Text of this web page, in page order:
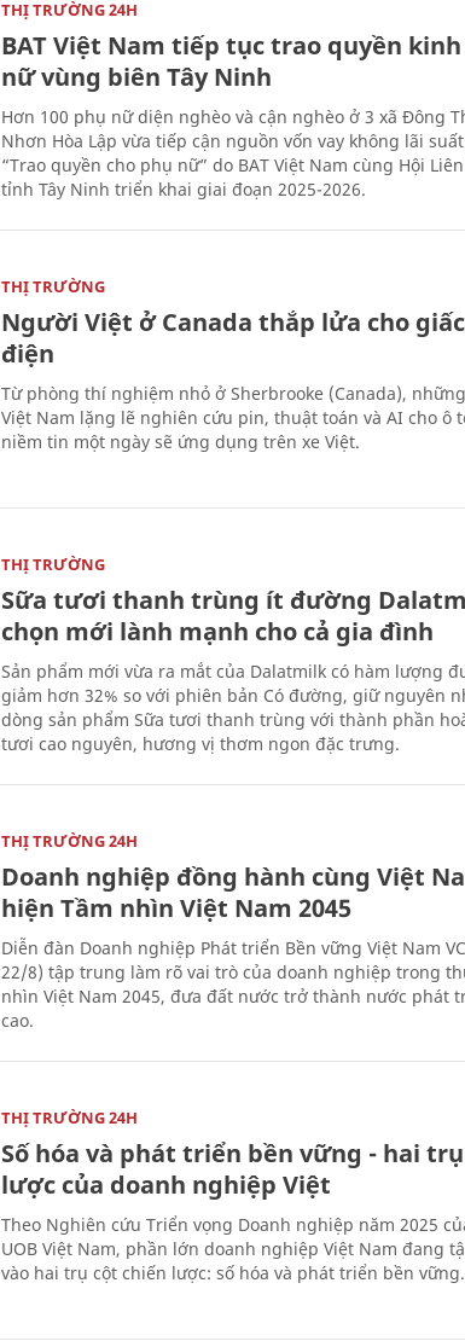
THỊ TRƯỜNG 24H
BAT Việt Nam tiếp tục trao quyền
nữ vùng biên Tây Ninh
Hơn 100 phụ nữ diện nghèo và cận nghèo ở 3 xã Đông
Nhơn Hòa Lập vừa tiếp cận nguồn vốn vay không lãi
“Trao quyền cho phụ nữ” do BAT Việt Nam cùng Hội
tỉnh Tây Ninh triển khai giai đoạn 2025-2026.
THỊ TRƯỜNG
Người Việt ở Canada thắp lửa cho
điện
Từ phòng thí nghiệm nhỏ ở Sherbrooke (Canada),
Việt Nam lặng lẽ nghiên cứu pin, thuật toán và AI cho ô
niềm tin một ngày sẽ ứng dụng trên xe Việt.
THỊ TRƯỜNG
Sữa tươi thanh trùng ít đường
chọn mới lành mạnh cho cả gia đình
Sản phẩm mới vừa ra mắt của Dalatmilk có hàm lượng
giảm hơn 32% so với phiên bản Có đường, giữ nguyên
dòng sản phẩm Sữa tươi thanh trùng với thành phần
tươi cao nguyên, hương vị thơm ngon đặc trưng.
THỊ TRƯỜNG 24H
Doanh nghiệp đồng hành cùng Việt
hiện Tầm nhìn Việt Nam 2045
Diễn đàn Doanh nghiệp Phát triển Bền vững Việt Nam
22/8) tập trung làm rõ vai trò của doanh nghiệp trong
nhìn Việt Nam 2045, đưa đất nước trở thành nước phát
cao.
THỊ TRƯỜNG 24H
Số hóa và phát triển bền vững - hai
lược của doanh nghiệp Việt
Theo Nghiên cứu Triển vọng Doanh nghiệp năm 2025
UOB Việt Nam, phần lớn doanh nghiệp Việt Nam đang
vào hai trụ cột chiến lược: số hóa và phát triển bền vững.